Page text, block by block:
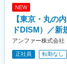
・商品開発
調整）
まずは製造
業務幅を広
NEW
【東京・丸の
ドDISM）／新
アンファー株式会社
正社員 転勤なし